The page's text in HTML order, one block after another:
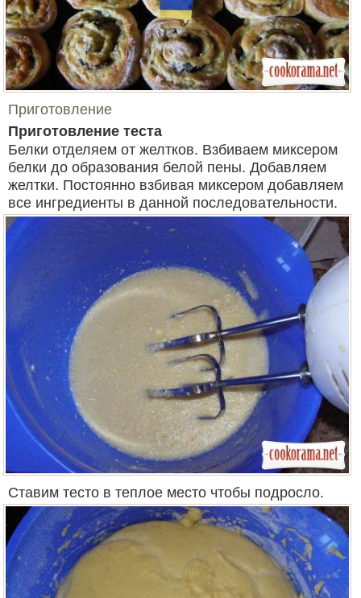
Приготовление
Приготовление теста
Белки отделяем от желтков. Взбиваем миксером
белки до образования белой пены. Добавляем
желтки. Постоянно взбивая миксером добавляем
все ингредиенты в данной последовательности.
Ставим тесто в теплое место чтобы подросло.